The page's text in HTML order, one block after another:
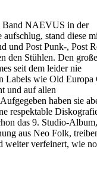
Band NAEVUS in der
stand diese
und Post Punk-, Post
den Stühlen. Den
seit dem leider nie
Labels wie Old Europa
und auf allen
haben sie
respektable
das 9. Studio-Album,
aus Neo Folk,
weiter verfeinert, wie